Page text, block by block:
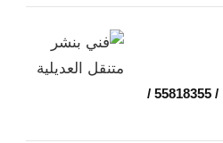
فني بنشر متنقل العديلية / 55818355‬ /